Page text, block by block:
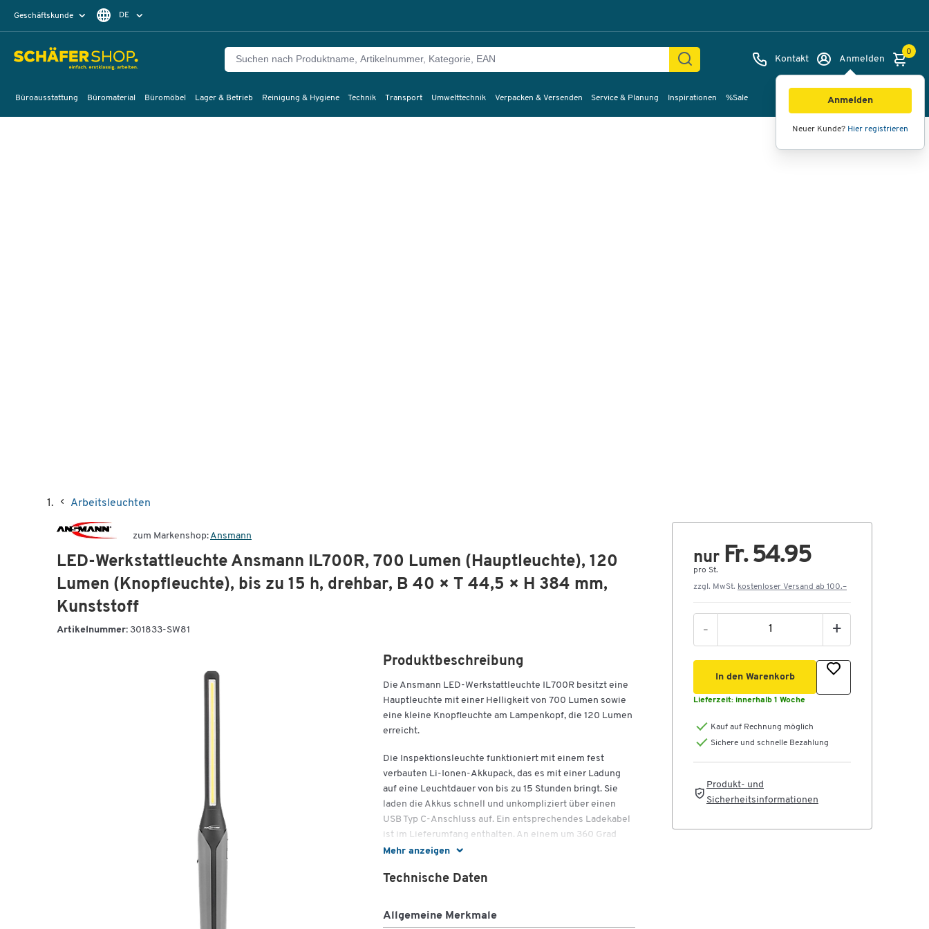
Geschäftskunde DE
EN Kontakt Anmelden
Anmelden
Neuer Kunde? Hier registrieren
0
Büroausstattung Büromaterial Büromöbel Lager & Betrieb Reinigung & Hygiene Technik Transport Umwelttechnik Verpacken & Versenden Service & Planung Inspirationen %Sale
Arbeitsleuchten
zum Markenshop:Ansmann
LED-Werkstattleuchte Ansmann IL700R, 700 Lumen (Hauptleuchte), 120
Lumen (Knopfleuchte), bis zu 15 h, drehbar, B 40 × T 44,5 × H 384 mm,
Kunststoff
Artikelnummer: 301833-SW81
Mehr anzeigen
Produktbeschreibung
Die Ansmann LED-Werkstattleuchte IL700R besitzt eine
Hauptleuchte mit einer Helligkeit von 700 Lumen sowie
eine kleine Knopfleuchte am Lampenkopf, die 120 Lumen
erreicht.
Die Inspektionsleuchte funktioniert mit einem fest
verbauten Li-Ionen-Akkupack, das es mit einer Ladung
auf eine Leuchtdauer von bis zu 15 Stunden bringt. Sie
laden die Akkus schnell und unkompliziert über einen
USB Typ C-Anschluss auf. Ein entsprechendes Ladekabel
ist im Lieferumfang enthalten. An einem um 360 Grad
drehbaren Griff richten Sie die Leuchte flexibel aus.
einem ebenfalls vollständig drehbaren Haken aufhängen.
Lampe an metallischen Objekten.
Technische Daten
Allgemeine Merkmale
nur Fr. 54.95
pro St.
zzgl. MwSt. kostenloser Versand ab 100.–
- +
In den Warenkorb
Lieferzeit: innerhalb 1 Woche
Kauf auf Rechnung möglich
Sichere und schnelle Bezahlung
Produkt- und
Sicherheitsinformationen
Bilder Videos 360°-Ansicht